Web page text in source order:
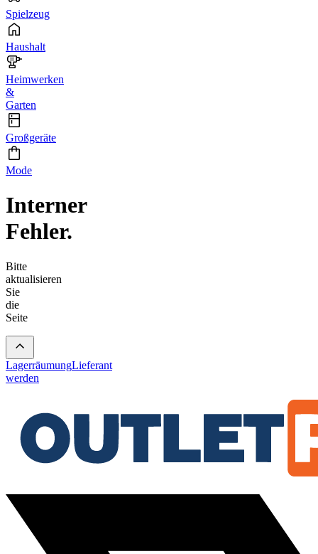
Spielzeug
Haushalt
Heimwerken
&
Garten
Großgeräte
Mode
Interner
Fehler.
Bitte
aktualisieren
Sie
die
Seite
LagerräumungLieferant
werden